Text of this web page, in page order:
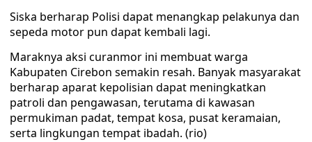
Siska berharap Polisi dapat menangkap pelakunya dan
sepeda motor pun dapat kembali lagi.
Maraknya aksi curanmor ini membuat warga
Kabupaten Cirebon semakin resah. Banyak masyarakat
berharap aparat kepolisian dapat meningkatkan
patroli dan pengawasan, terutama di kawasan
permukiman padat, tempat kosa, pusat keramaian,
serta lingkungan tempat ibadah. (rio)